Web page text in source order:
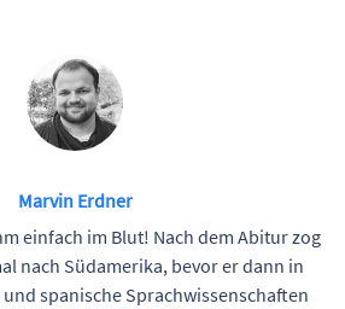
Marvin Erdner
einfach im Blut! Nach dem Abitur zog
nach Südamerika, bevor er dann in
spanische Sprachwissenschaften